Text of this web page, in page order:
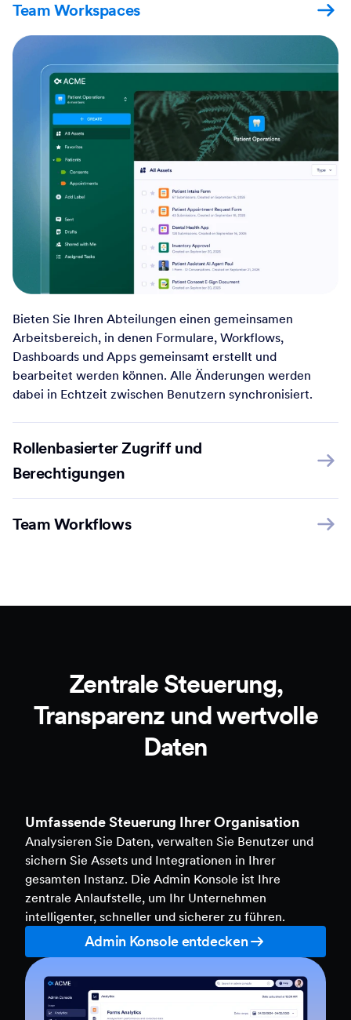
Team Workspaces
Bieten Sie Ihren Abteilungen einen gemeinsamen
Arbeitsbereich, in denen Formulare, Workflows,
Dashboards und Apps gemeinsamt erstellt und
bearbeitet werden können. Alle Änderungen werden
dabei in Echtzeit zwischen Benutzern synchronisiert.
Rollenbasierter Zugriff und
Berechtigungen
Team Workflows
Zentrale Steuerung,
Transparenz und wertvolle
Daten
Umfassende Steuerung Ihrer Organisation
Analysieren Sie Daten, verwalten Sie Benutzer und
sichern Sie Assets und Integrationen in Ihrer
gesamten Instanz. Die Admin Konsole ist Ihre
zentrale Anlaufstelle, um Ihr Unternehmen
intelligenter, schneller und sicherer zu führen.
Admin Konsole entdecken